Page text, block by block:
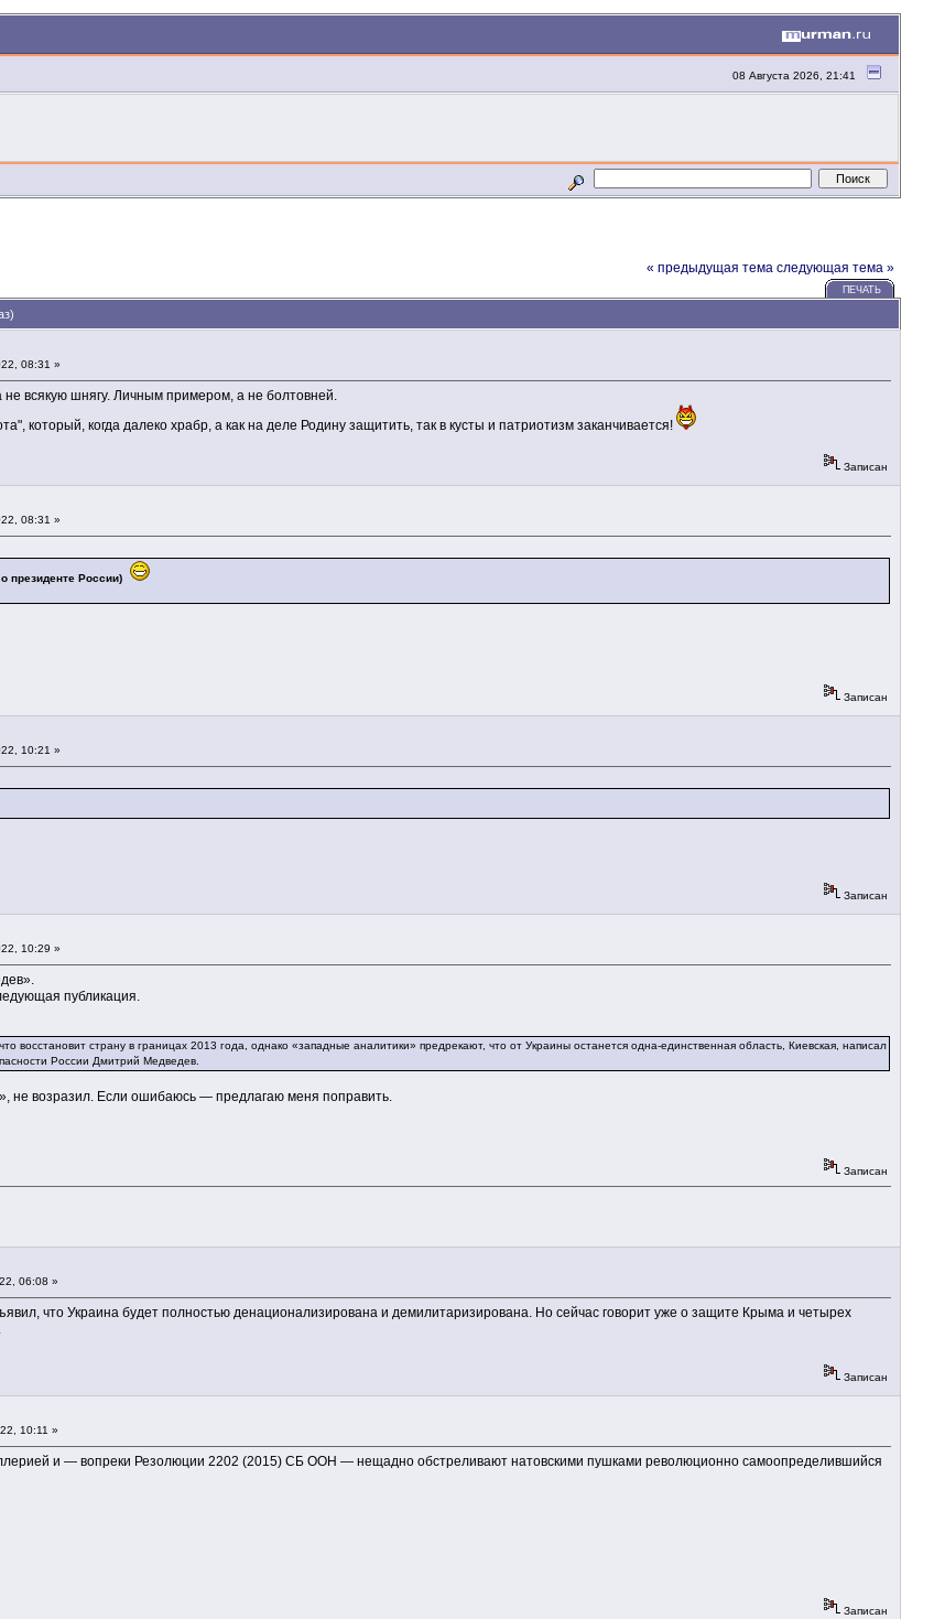
08 Августа 2026, 21:41
« предыдущая тема следующая тема »
ПЕЧАТЬ
08:31 »
всякую шнягу. Личным примером, а не болтовней.
который, когда далеко храбр, а как на деле Родину защитить, так в кусты и патриотизм заканчивается!
Записан
08:31 »
президенте России)
Записан
10:21 »
Записан
10:29 »
публикация.
восстановит страну в границах 2013 года, однако «западные аналитики» предрекают, что от Украины останется одна-единственная область, Киевская, написал
России Дмитрий Медведев.
не возразил. Если ошибаюсь — предлагаю меня поправить.
Записан
06:08 »
что Украина будет полностью денационализирована и демилитаризирована. Но сейчас говорит уже о защите Крыма и четырех
Записан
10:11 »
и — вопреки Резолюции 2202 (2015) СБ ООН — нещадно обстреливают натовскими пушками революционно самоопределившийся
Записан